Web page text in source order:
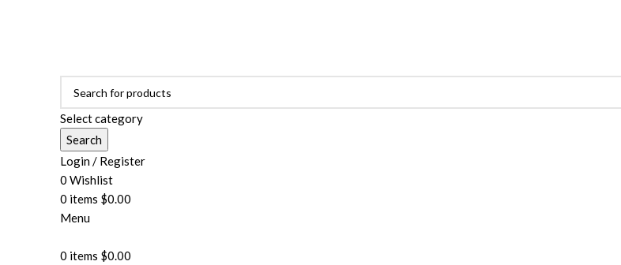
Select category
Search
Login / Register
0 Wishlist
0 items $0.00
Menu
0 items $0.00